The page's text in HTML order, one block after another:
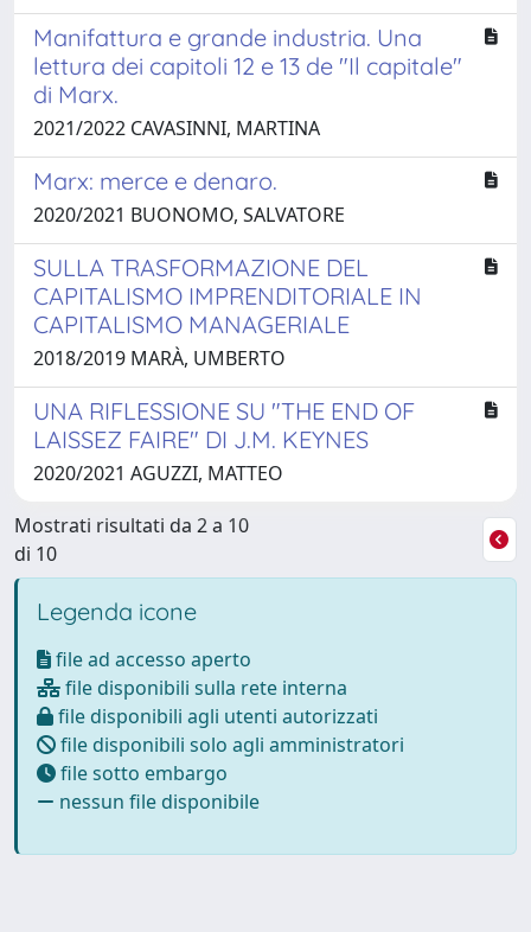
Manifattura e grande industria. Una
lettura dei capitoli 12 e 13 de "Il capitale"
di Marx.
2021/2022 CAVASINNI, MARTINA
Marx: merce e denaro.
2020/2021 BUONOMO, SALVATORE
SULLA TRASFORMAZIONE DEL
CAPITALISMO IMPRENDITORIALE IN
CAPITALISMO MANAGERIALE
2018/2019 MARÀ, UMBERTO
UNA RIFLESSIONE SU "THE END OF
LAISSEZ FAIRE" DI J.M. KEYNES
2020/2021 AGUZZI, MATTEO
Mostrati risultati da 2 a 10
di 10
Legenda icone
file ad accesso aperto
file disponibili sulla rete interna
file disponibili agli utenti autorizzati
file disponibili solo agli amministratori
file sotto embargo
nessun file disponibile